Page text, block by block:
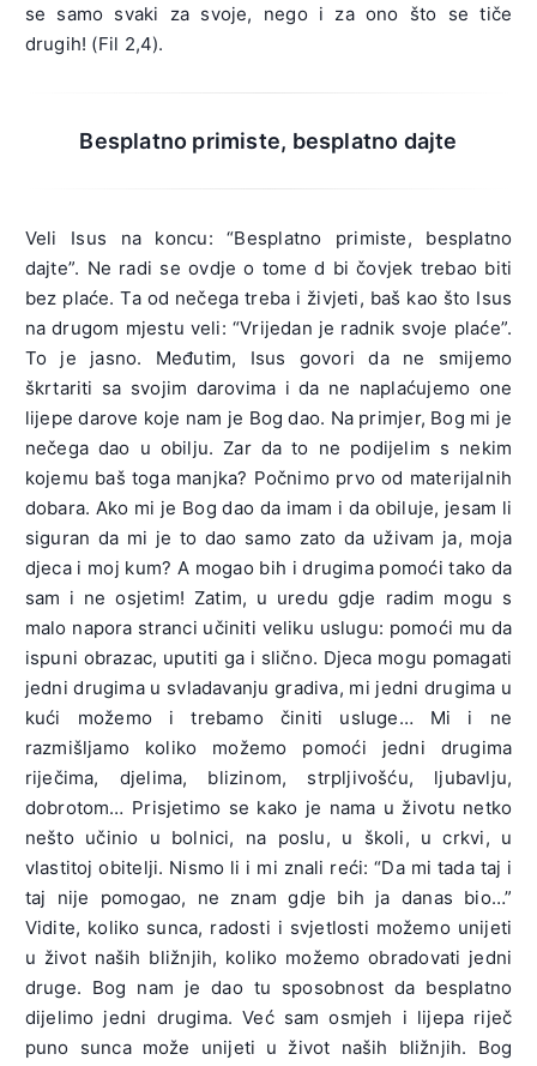
se samo svaki za svoje, nego i za ono što se tiče
drugih! (Fil 2,4).
Besplatno primiste, besplatno dajte
Veli Isus na koncu: “Besplatno primiste, besplatno
dajte”. Ne radi se ovdje o tome d bi čovjek trebao biti
bez plaće. Ta od nečega treba i živjeti, baš kao što Isus
na drugom mjestu veli: “Vrijedan je radnik svoje plaće”.
To je jasno. Međutim, Isus govori da ne smijemo
škrtariti sa svojim darovima i da ne naplaćujemo one
lijepe darove koje nam je Bog dao. Na primjer, Bog mi je
nečega dao u obilju. Zar da to ne podijelim s nekim
kojemu baš toga manjka? Počnimo prvo od materijalnih
dobara. Ako mi je Bog dao da imam i da obiluje, jesam li
siguran da mi je to dao samo zato da uživam ja, moja
djeca i moj kum? A mogao bih i drugima pomoći tako da
sam i ne osjetim! Zatim, u uredu gdje radim mogu s
malo napora stranci učiniti veliku uslugu: pomoći mu da
ispuni obrazac, uputiti ga i slično. Djeca mogu pomagati
jedni drugima u svladavanju gradiva, mi jedni drugima u
kući možemo i trebamo činiti usluge… Mi i ne
razmišljamo koliko možemo pomoći jedni drugima
riječima, djelima, blizinom, strpljivošću, ljubavlju,
dobrotom… Prisjetimo se kako je nama u životu netko
nešto učinio u bolnici, na poslu, u školi, u crkvi, u
vlastitoj obitelji. Nismo li i mi znali reći: “Da mi tada taj i
taj nije pomogao, ne znam gdje bih ja danas bio…”
Vidite, koliko sunca, radosti i svjetlosti možemo unijeti
u život naših bližnjih, koliko možemo obradovati jedni
druge. Bog nam je dao tu sposobnost da besplatno
dijelimo jedni drugima. Već sam osmjeh i lijepa riječ
puno sunca može unijeti u život naših bližnjih. Bog